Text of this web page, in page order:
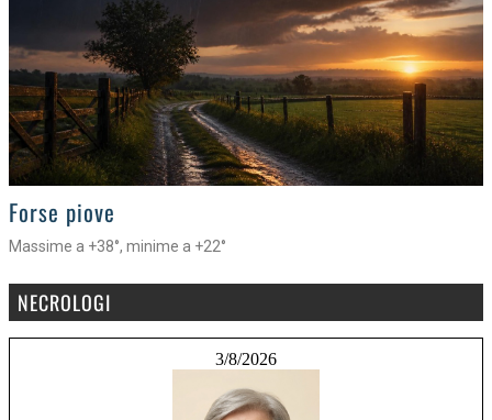
>
Forse piove
Massime a +38°, minime a +22°
NECROLOGI
3/8/2026